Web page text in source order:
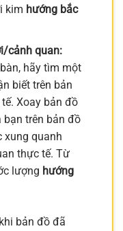
kim hướng bắc
cảnh quan:
hãy tìm một
biết trên bản
Xoay bản đồ
bạn trên bản đồ
xung quanh
thực tế. Từ
lượng hướng
bản đồ đã